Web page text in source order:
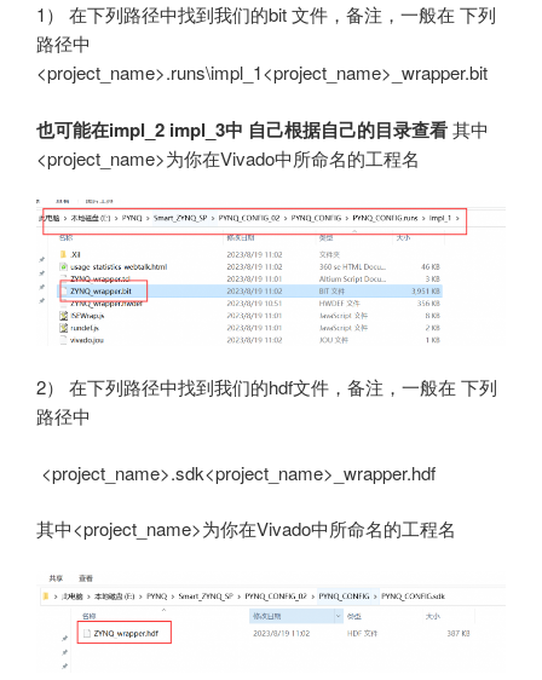
1） 在下列路径中找到我们的bit 文件，备注，一般在 ​下列
路径中
<project_name>.runs\impl_1<project_name>_wrapper.bit
也可能在impl_2 impl_3中 自己根据自己的目录查看其中
<project_name>为你在Vivado中所命名的工程名
2） 在下列路径中找到我们的hdf文件，备注，一般在 ​下列
路径中
<project_name>.sdk<project_name>_wrapper.hdf
其中<project_name>为你在Vivado中所命名的工程名